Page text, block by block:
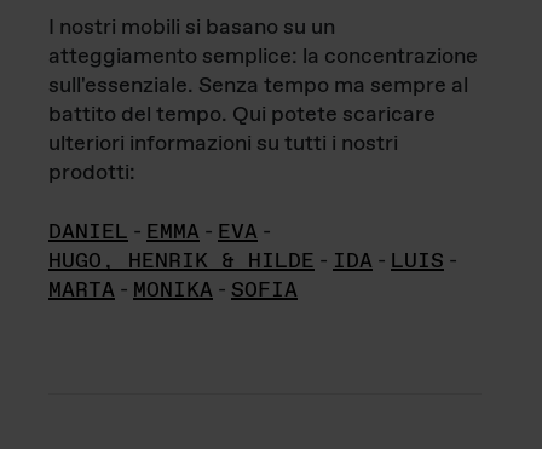
I nostri mobili si basano su un
atteggiamento semplice: la concentrazione
sull'essenziale. Senza tempo ma sempre al
battito del tempo. Qui potete scaricare
ulteriori informazioni su tutti i nostri
prodotti:
DANIEL - EMMA - EVA -
HUGO, HENRIK & HILDE - IDA - LUIS -
MARTA - MONIKA - SOFIA